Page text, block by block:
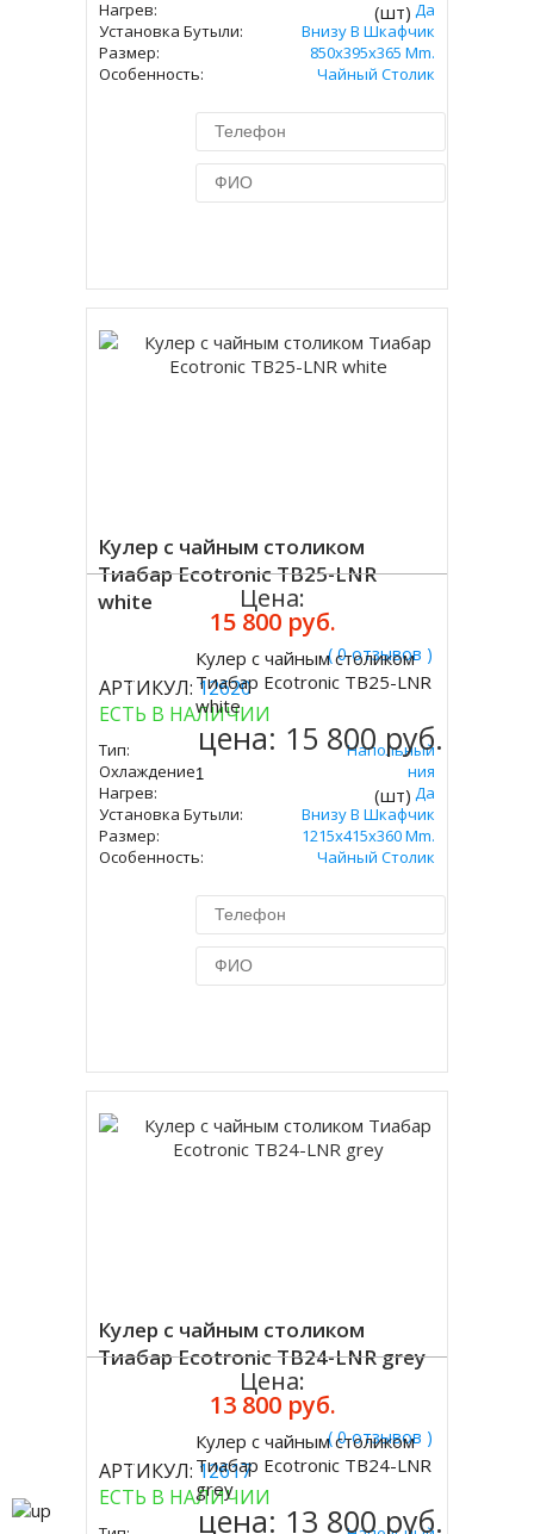
Нагрев:
Да
Установка Бутыли:
Внизу В Шкафчик
Размер:
850x395x365 Mm.
Особенность:
Чайный Столик
(шт)
Кулер с чайным столиком
Тиабар Ecotronic TB25-LNR
white
( 0 отзывов )
АРТИКУЛ: 12620
ЕСТЬ В НАЛИЧИИ
Тип:
Напольный
Охлаждение:
Без Охлаждения
Нагрев:
Да
Установка Бутыли:
Внизу В Шкафчик
Размер:
1215x415x360 Mm.
Особенность:
Чайный Столик
Цена:
15 800 руб.
Кулер с чайным столиком
Тиабар Ecotronic TB25-LNR
white
цена: 15 800 руб.
(шт)
Кулер с чайным столиком
Тиабар Ecotronic TB24-LNR grey
( 0 отзывов )
АРТИКУЛ: 12617
ЕСТЬ В НАЛИЧИИ
Цена:
13 800 руб.
Кулер с чайным столиком
Тиабар Ecotronic TB24-LNR
grey
цена: 13 800 руб.